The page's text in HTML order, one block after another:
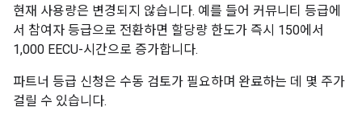
현재 사용량은 변경되지 않습니다. 예를 들어 커뮤니티 등급에
서 참여자 등급으로 전환하면 할당량 한도가 즉시 150에서
1,000 EECU-시간으로 증가합니다.
파트너 등급 신청은 수동 검토가 필요하며 완료하는 데 몇 주가
걸릴 수 있습니다.